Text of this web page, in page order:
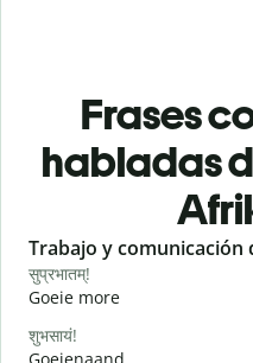
Frases
habladas
Slide 1 of 6
Trabajo y comunicación
सुप्रभातम्!
Goeie more
शुभसायं!